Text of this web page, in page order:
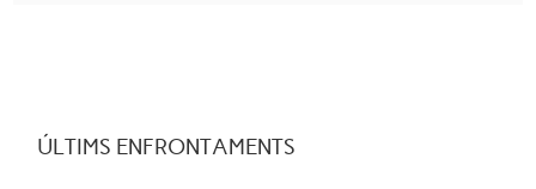
ÚLTIMS ENFRONTAMENTS